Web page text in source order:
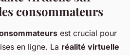
consommateurs
est crucial pour
en ligne. La réalité virtuelle